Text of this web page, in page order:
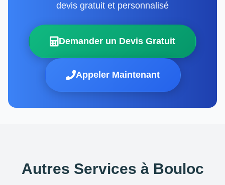
devis gratuit et personnalisé
Demander un Devis Gratuit
Appeler Maintenant
Autres Services à Bouloc